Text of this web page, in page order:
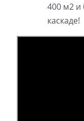
400 м2 и
каскаде!